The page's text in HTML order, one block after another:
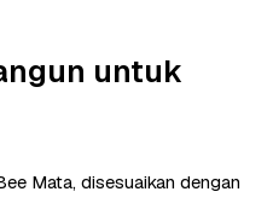
untuk
Mata, disesuaikan dengan